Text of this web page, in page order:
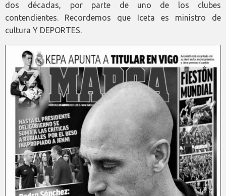
dos décadas, por parte de uno de los clubes
contendientes. Recordemos que Iceta es ministro de
cultura Y DEPORTES.